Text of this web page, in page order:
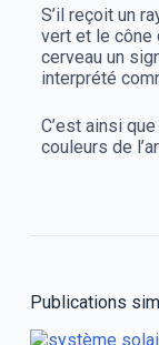
S’il reçoit un
vert et le cône
cerveau un
interprété
C’est ainsi
couleurs de
Publications